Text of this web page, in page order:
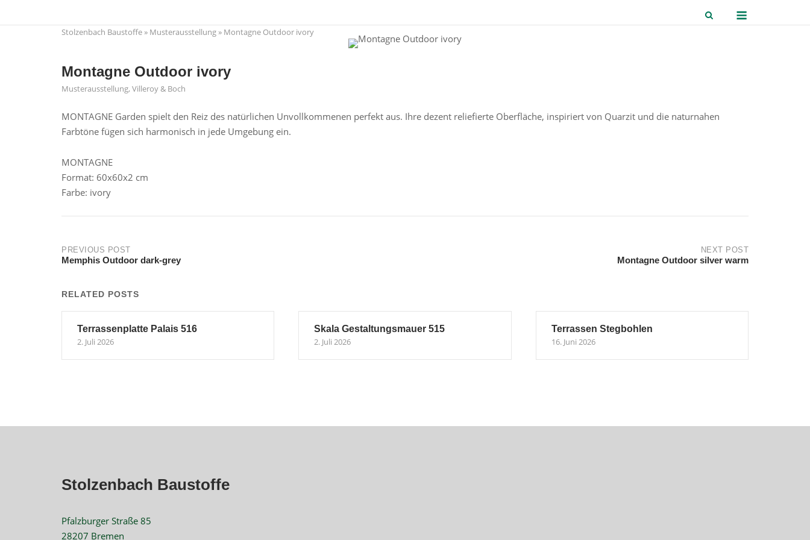
to
Stolzenbach Baustoffe » Musterausstellung » Montagne Outdoor ivory
Montagne Outdoor ivory
Musterausstellung, Villeroy & Boch
MONTAGNE Garden spielt den Reiz des natürlichen Unvollkommenen perfekt aus. Ihre dezent reliefierte Oberfläche, inspiriert von Quarzit und die naturnahen
Farbtöne fügen sich harmonisch in jede Umgebung ein.
MONTAGNE
Format: 60x60x2 cm
Farbe: ivory
Post
PREVIOUS POST
Memphis Outdoor dark-grey
NEXT POST
Montagne Outdoor silver warm
RELATED POSTS
Terrassenplatte Palais 516
2. Juli 2026
Skala Gestaltungsmauer 515
2. Juli 2026
Terrassen Stegbohlen
16. Juni 2026
Stolzenbach Baustoffe
Pfalzburger Straße 85
28207 Bremen